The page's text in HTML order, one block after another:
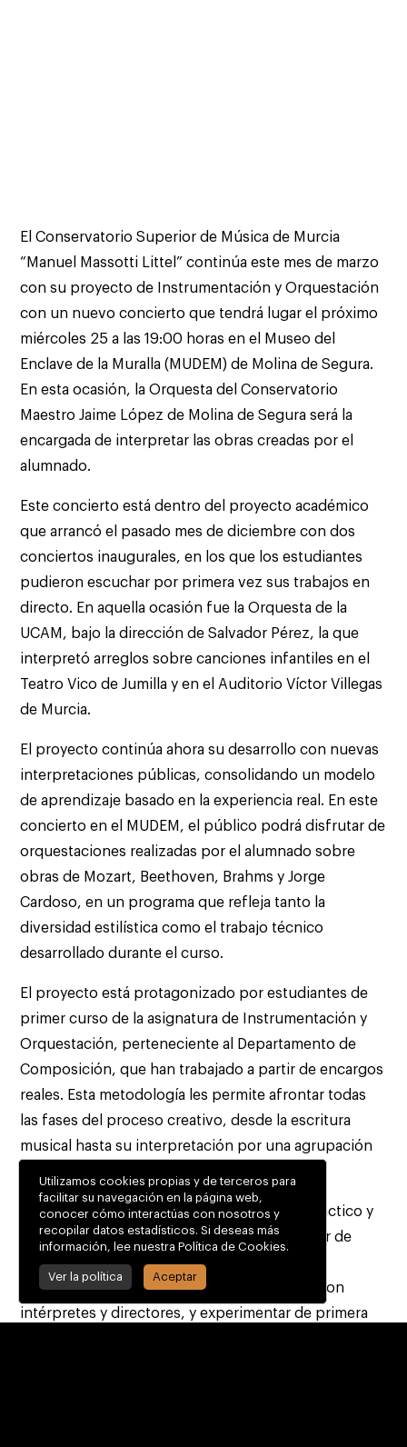
Utilizamos cookies propias y de terceros para
facilitar su navegación en la página web,
conocer cómo interactúas con nosotros y
recopilar datos estadísticos. Si deseas más
información, lee nuestra Política de Cookies.
Ver la política Aceptar
El Conservatorio Superior de Música de Murcia
“Manuel Massotti Littel” continúa este mes de marzo
con su proyecto de Instrumentación y Orquestación
con un nuevo concierto que tendrá lugar el próximo
miércoles 25 a las 19:00 horas en el Museo del
Enclave de la Muralla (MUDEM) de Molina de Segura.
En esta ocasión, la Orquesta del Conservatorio
Maestro Jaime López de Molina de Segura será la
encargada de interpretar las obras creadas por el
alumnado.
Este concierto está dentro del proyecto académico
que arrancó el pasado mes de diciembre con dos
conciertos inaugurales, en los que los estudiantes
pudieron escuchar por primera vez sus trabajos en
directo. En aquella ocasión fue la Orquesta de la
UCAM, bajo la dirección de Salvador Pérez, la que
interpretó arreglos sobre canciones infantiles en el
Teatro Vico de Jumilla y en el Auditorio Víctor Villegas
de Murcia.
El proyecto continúa ahora su desarrollo con nuevas
interpretaciones públicas, consolidando un modelo
de aprendizaje basado en la experiencia real. En este
concierto en el MUDEM, el público podrá disfrutar de
orquestaciones realizadas por el alumnado sobre
obras de Mozart, Beethoven, Brahms y Jorge
Cardoso, en un programa que refleja tanto la
diversidad estilística como el trabajo técnico
desarrollado durante el curso.
El proyecto está protagonizado por estudiantes de
primer curso de la asignatura de Instrumentación y
Orquestación, perteneciente al Departamento de
Composición, que han trabajado a partir de encargos
reales. Esta metodología les permite afrontar todas
las fases del proceso creativo, desde la escritura
musical hasta su interpretación por una agrupación
Esta actividad pone de relieve el enfoque práctico y
profesionalizador del Conservatorio Superior de
Música de Murcia, ofreciendo al alumnado la
oportunidad de asistir a ensayos, colaborar con
intérpretes y directores, y experimentar de primera